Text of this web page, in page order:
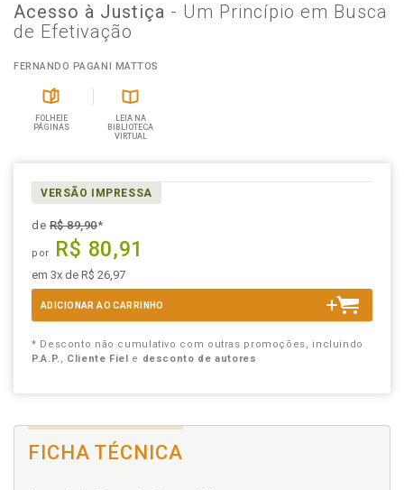
Acesso à Justiça - Um Princípio em Busca
de Efetivação
FERNANDO PAGANI MATTOS
FOLHEIE
PÁGINAS
LEIA NA
BIBLIOTECA
VIRTUAL
VERSÃO IMPRESSA
deR$ 89,90*
por R$ 80,91
em 3x de R$ 26,97
ADICIONAR AO CARRINHO
* Desconto não cumulativo com outras promoções, incluindo
P.A.P., Cliente Fiel e desconto de autores
FICHA TÉCNICA